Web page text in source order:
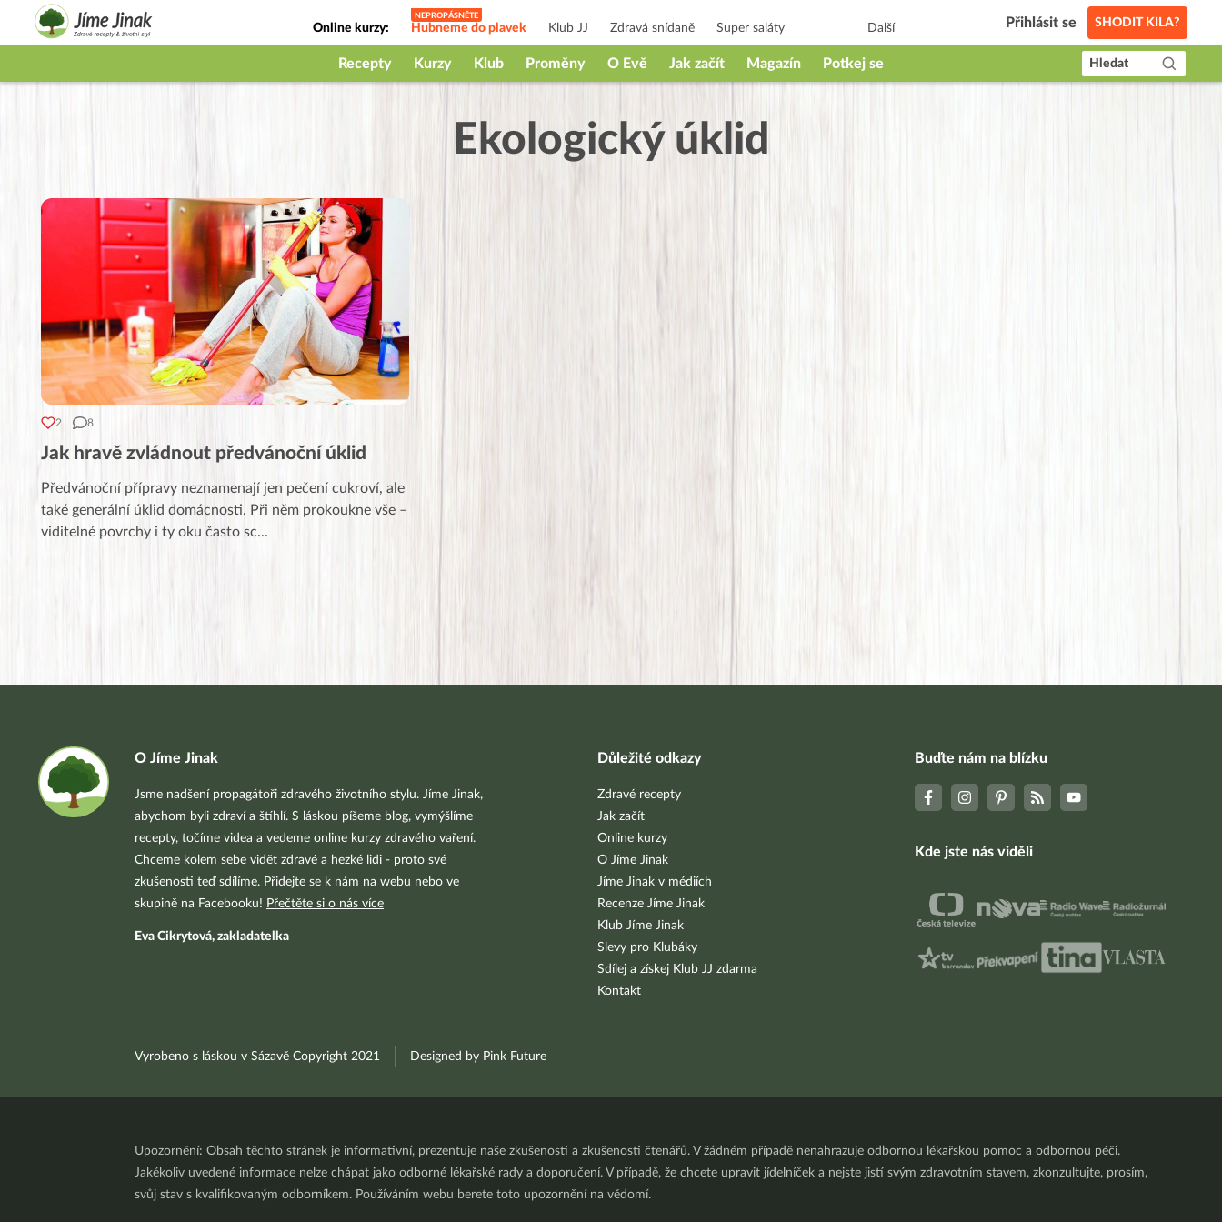
Online kurzy: Hubneme do plavek Klub JJ Zdravá snídaně Super saláty
Jak na babičky
Další Přihlásit se SHODIT KILA?
Recepty Kurzy Klub Proměny O Evě Jak začít Magazín Potkej se Hledat
Ekologický úklid
2 8
Jak hravě zvládnout předvánoční úklid
Předvánoční přípravy neznamenají jen pečení cukroví, ale
také generální úklid domácnosti. Při něm prokoukne vše –
viditelné povrchy i ty oku často sc...
O Jíme Jinak
Jsme nadšení propagátoři zdravého životního stylu. Jíme Jinak,
abychom byli zdraví a štíhlí. S láskou píšeme blog, vymýšlíme
recepty, točíme videa a vedeme online kurzy zdravého vaření.
Chceme kolem sebe vidět zdravé a hezké lidi - proto své
zkušenosti teď sdílíme. Přidejte se k nám na webu nebo ve
skupině na Facebooku! Přečtěte si o nás více
Eva Cikrytová, zakladatelka
Důležité odkazy
Zdravé recepty
Jak začít
Online kurzy
O Jíme Jinak
Jíme Jinak v médiích
Recenze Jíme Jinak
Klub Jíme Jinak
Slevy pro Klubáky
Sdílej a získej Klub JJ zdarma
Kontakt
Buďte nám na blízku
Kde jste nás viděli
Vyrobeno s láskou v Sázavě Copyright 2021 Designed by Pink Future
Upozornění: Obsah těchto stránek je informativní, prezentuje naše zkušenosti a zkušenosti čtenářů. V žádném případě nenahrazuje odbornou lékařskou pomoc a odbornou péči.
Jakékoliv uvedené informace nelze chápat jako odborné lékařské rady a doporučení. V případě, že chcete upravit jídelníček a nejste jistí svým zdravotním stavem, zkonzultujte, prosím,
svůj stav s kvalifikovaným odborníkem. Používáním webu berete toto upozornění na vědomí.